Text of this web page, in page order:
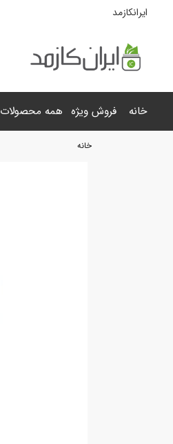
ایرانکازمد
خانه فروش ویژه همه محصولات
خانه